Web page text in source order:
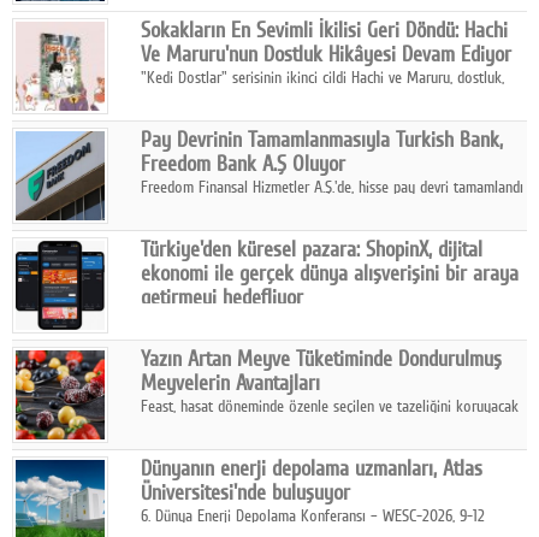
haritasında önemli bir destinasyon haline getirmeye
hazırlanıyor.
Sokakların En Sevimli İkilisi Geri Döndü: Hachi
Ve Maruru'nun Dostluk Hikâyesi Devam Ediyor
"Kedi Dostlar" serisinin ikinci cildi Hachi ve Maruru, dostluk,
mevsiminin zorlu koşulları eşliğinde anlatıyor.
Pay Devrinin Tamamlanmasıyla Turkish Bank,
Freedom Bank A.Ş Oluyor
Freedom Finansal Hizmetler A.Ş.'de, hisse pay devri tamamlandı
Turkish Bank'ın ticaret unvanının “Freedom Bank A.Ş.” olmasına
karar verildi.
Türkiye'den küresel pazara: ShopinX, dijital
ekonomi ile gerçek dünya alışverişini bir araya
getirmeyi hedefliyor
ekonomi ile gerçek dünya alışveriş deneyimi arasında köprü
kurmayı hedefleyen vizyonuyla uluslararası pazarlara açılıyor.
Yazın Artan Meyve Tüketiminde Dondurulmuş
Meyvelerin Avantajları
Feast, hasat döneminde özenle seçilen ve tazeliğini koruyacak
pratik, güvenilir ve lezzetli bir alternatif sunuyor.
Dünyanın enerji depolama uzmanları, Atlas
Üniversitesi'nde buluşuyor
6. Dünya Enerji Depolama Konferansı – WESC-2026, 9-12